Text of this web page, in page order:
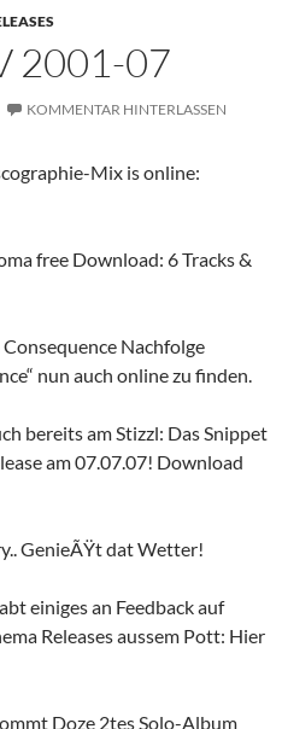
2001-07
KOMMENTAR HINTERLASSEN
Mix is online:
free Download: 6 Tracks &
Nachfolge
nun auch online zu finden.
bereits am Stizzl: Das Snippet
am 07.07.07! Download
GenieÃŸt dat Wetter!
einiges an Feedback auf
Releases aussem Pott: Hier
Doze 2tes Solo-Album